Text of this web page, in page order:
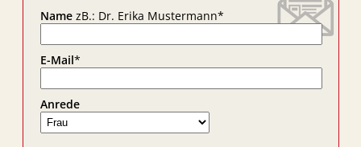
NamezB.: Dr. Erika Mustermann*
E-Mail*
Anrede